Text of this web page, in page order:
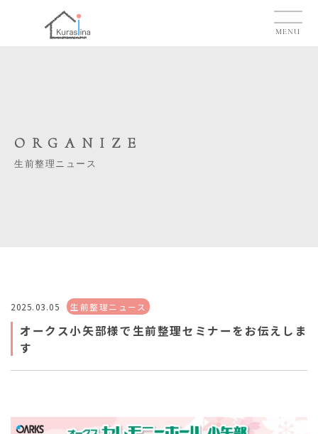
MENU
ORGANIZE
生前整理ニュース
2025.03.05 生前整理ニュース
オークス小矢部様で生前整理セミナーをお伝えしま
す